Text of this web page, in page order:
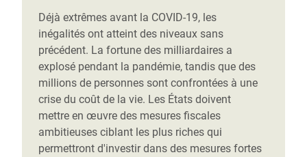
Déjà extrêmes avant la COVID-19, les
inégalités ont atteint des niveaux sans
précédent. La fortune des milliardaires a
explosé pendant la pandémie, tandis que des
millions de personnes sont confrontées à une
crise du coût de la vie. Les États doivent
mettre en œuvre des mesures fiscales
ambitieuses ciblant les plus riches qui
permettront d'investir dans des mesures fortes